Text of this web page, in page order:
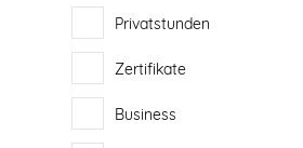
Privatstunden
Zertifikate
Business